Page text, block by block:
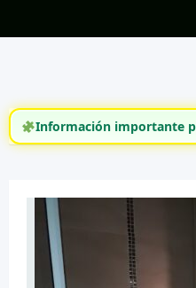
Información importante